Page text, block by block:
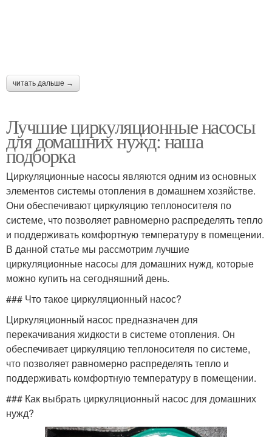
читать дальше →
Лучшие циркуляционные насосы
для домашних нужд: наша
подборка
Циркуляционные насосы являются одним из основных
элементов системы отопления в домашнем хозяйстве.
Они обеспечивают циркуляцию теплоносителя по
системе, что позволяет равномерно распределять тепло
и поддерживать комфортную температуру в помещении.
В данной статье мы рассмотрим лучшие
циркуляционные насосы для домашних нужд, которые
можно купить на сегодняшний день.
### Что такое циркуляционный насос?
Циркуляционный насос предназначен для
перекачивания жидкости в системе отопления. Он
обеспечивает циркуляцию теплоносителя по системе,
что позволяет равномерно распределять тепло и
поддерживать комфортную температуру в помещении.
### Как выбрать циркуляционный насос для домашних
нужд?